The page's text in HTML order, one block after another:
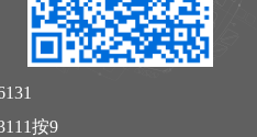
按9